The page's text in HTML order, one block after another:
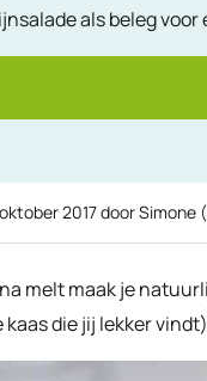
als beleg
2017doorSimone
melt maak je
die jij lekker vindt)